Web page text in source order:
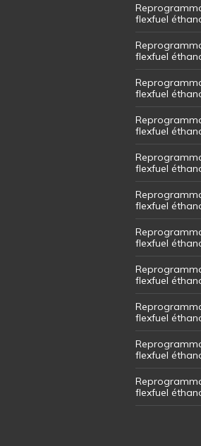
flexfuel
flexfuel
flexfuel
flexfuel
flexfuel
flexfuel
flexfuel
flexfuel
flexfuel
flexfuel
flexfuel